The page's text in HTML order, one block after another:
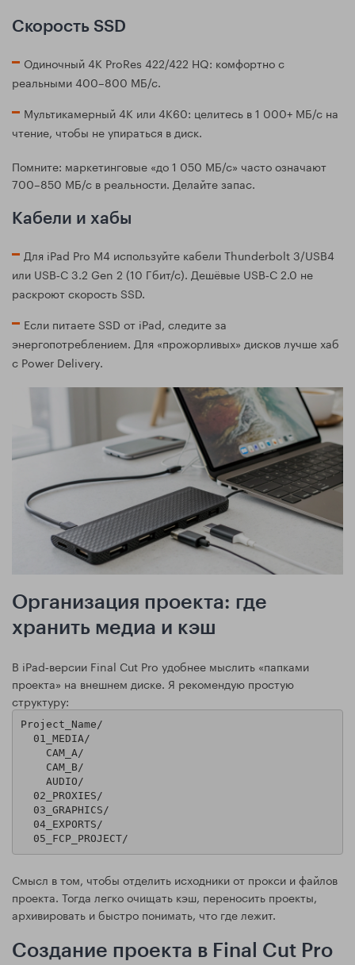
Скорость SSD
Одиночный 4K ProRes 422/422 HQ: комфортно с
реальными 400–800 МБ/с.
Мультикамерный 4K или 4K60: целитесь в 1 000+ МБ/с на
чтение, чтобы не упираться в диск.
Помните: маркетинговые «до 1 050 МБ/с» часто означают
700–850 МБ/с в реальности. Делайте запас.
Кабели и хабы
Для iPad Pro M4 используйте кабели Thunderbolt 3/USB4
или USB‑C 3.2 Gen 2 (10 Гбит/с). Дешёвые USB‑C 2.0 не
раскроют скорость SSD.
Если питаете SSD от iPad, следите за
энергопотреблением. Для «прожорливых» дисков лучше хаб
с Power Delivery.
Организация проекта: где
хранить медиа и кэш
В iPad‑версии Final Cut Pro удобнее мыслить «папками
проекта» на внешнем диске. Я рекомендую простую
структуру:
Project_Name/
Смысл в том, чтобы отделить исходники от прокси и файлов
проекта. Тогда легко очищать кэш, переносить проекты,
архивировать и быстро понимать, что где лежит.
Создание проекта в Final Cut Pro